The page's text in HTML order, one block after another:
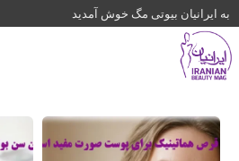
به ایرانیان بیوتی مگ خوش آمدید